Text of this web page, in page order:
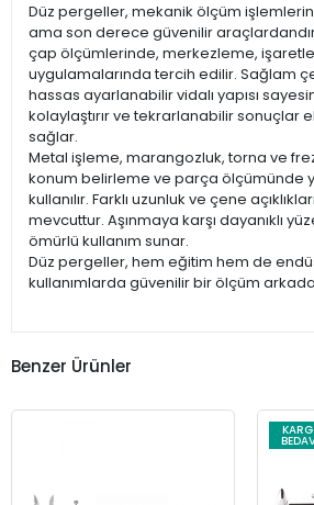
Düz pergeller, mekanik ölçüm
ama son derece güvenilir
çap ölçümlerinde, merkezleme,
uygulamalarında tercih edilir. Sağlam
hassas ayarlanabilir vidalı yapısı
kolaylaştırır ve tekrarlanabilir sonuçlar
sağlar.
Metal işleme, marangozluk, torna ve
konum belirleme ve parça ölçümünde
kullanılır. Farklı uzunluk ve çene
mevcuttur. Aşınmaya karşı dayanıklı
ömürlü kullanım sunar.
Düz pergeller, hem eğitim hem de
kullanımlarda güvenilir bir ölçüm
Benzer Ürünler